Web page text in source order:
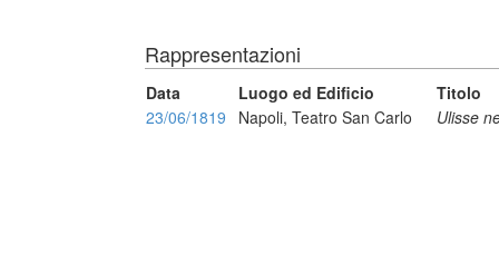
Rappresentazioni
Data Luogo ed Edificio
Titolo
23/06/1819
Napoli, Teatro San Carlo Ulisse